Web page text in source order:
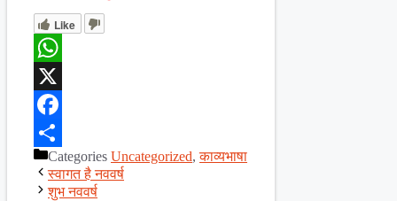
Like
WhatsApp
X
Facebook
ShareCategories Uncategorized,काव्यभाषा
स्वागत है नववर्ष
शुभ नववर्ष